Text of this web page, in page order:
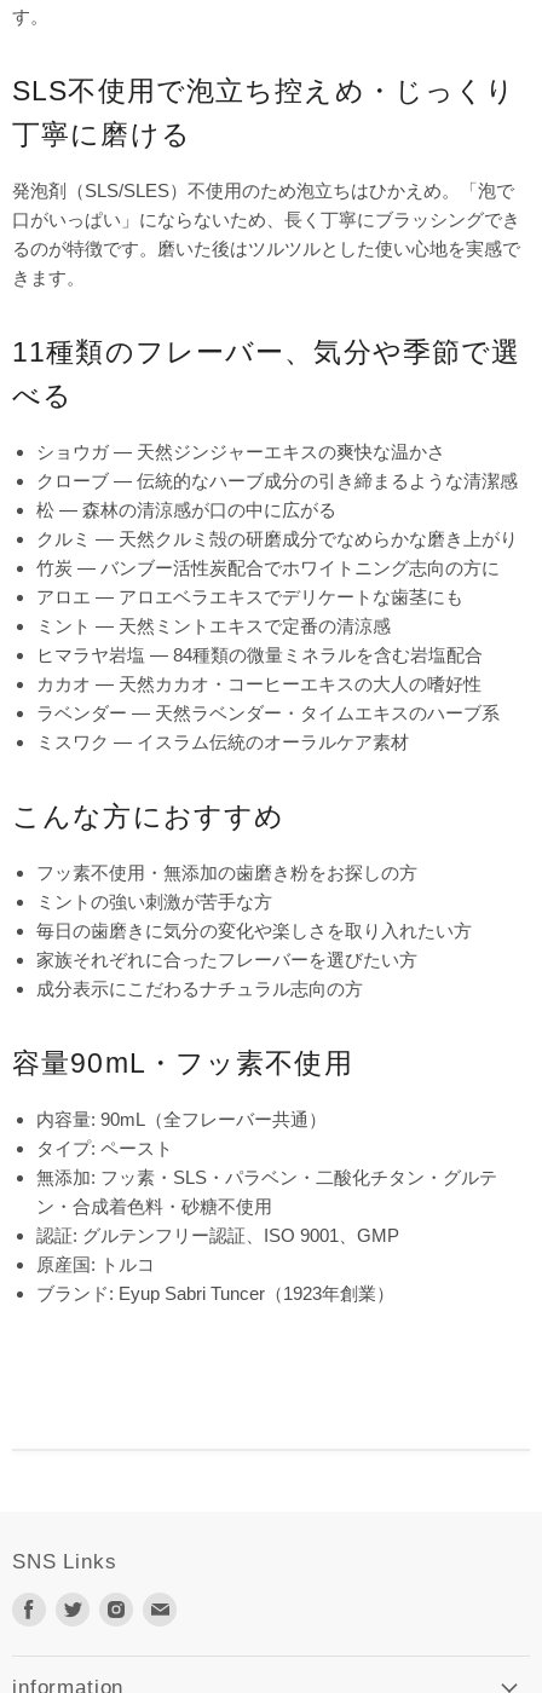
す。
SLS不使用で泡立ち控えめ・じっくり
丁寧に磨ける
発泡剤（SLS/SLES）不使用のため泡立ちはひかえめ。「泡で
口がいっぱい」にならないため、長く丁寧にブラッシングでき
るのが特徴です。磨いた後はツルツルとした使い心地を実感で
きます。
11種類のフレーバー、気分や季節で選
べる
ショウガ — 天然ジンジャーエキスの爽快な温かさ
クローブ — 伝統的なハーブ成分の引き締まるような清潔感
松 — 森林の清涼感が口の中に広がる
クルミ — 天然クルミ殻の研磨成分でなめらかな磨き上がり
竹炭 — バンブー活性炭配合でホワイトニング志向の方に
アロエ — アロエベラエキスでデリケートな歯茎にも
ミント — 天然ミントエキスで定番の清涼感
ヒマラヤ岩塩 — 84種類の微量ミネラルを含む岩塩配合
カカオ — 天然カカオ・コーヒーエキスの大人の嗜好性
ラベンダー — 天然ラベンダー・タイムエキスのハーブ系
ミスワク — イスラム伝統のオーラルケア素材
こんな方におすすめ
フッ素不使用・無添加の歯磨き粉をお探しの方
ミントの強い刺激が苦手な方
毎日の歯磨きに気分の変化や楽しさを取り入れたい方
家族それぞれに合ったフレーバーを選びたい方
成分表示にこだわるナチュラル志向の方
容量90mL・フッ素不使用
内容量: 90mL（全フレーバー共通）
タイプ: ペースト
無添加: フッ素・SLS・パラベン・二酸化チタン・グルテ
ン・合成着色料・砂糖不使用
認証: グルテンフリー認証、ISO 9001、GMP
原産国: トルコ
ブランド: Eyup Sabri Tuncer（1923年創業）
SNS Links
Facebook
つ
Twitter
つ
Instagram
information